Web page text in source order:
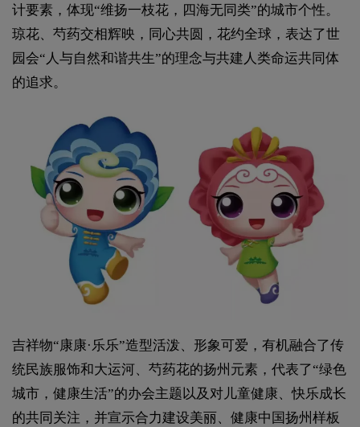
计要素，体现“维扬一枝花，四海无同类”的城市个性。
琼花、芍药交相辉映，同心共圆，花约全球，表达了世
园会“人与自然和谐共生”的理念与共建人类命运共同体
的追求。
吉祥物“康康·乐乐”造型活泼、形象可爱，有机融合了传
统民族服饰和大运河、芍药花的扬州元素，代表了“绿色
城市，健康生活”的办会主题以及对儿童健康、快乐成长
的共同关注，并宣示合力建设美丽、健康中国扬州样板